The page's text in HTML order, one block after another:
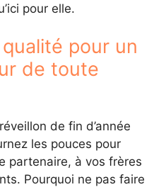
pour elle.
pour un
de toute
de fin d’année
les pouces pour
partenaire, à vos frères
Pourquoi ne pas faire